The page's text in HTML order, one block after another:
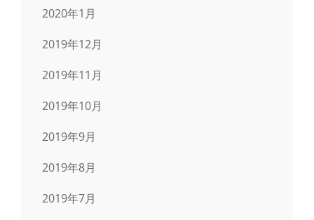
2020年1月
2019年12月
2019年11月
2019年10月
2019年9月
2019年8月
2019年7月